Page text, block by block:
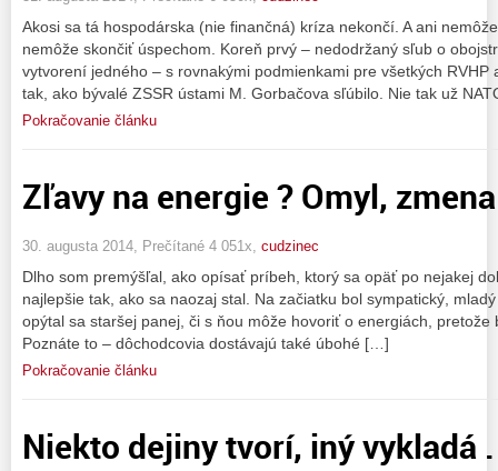
Akosi sa tá hospodárska (nie finančná) kríza nekončí. A ani
nemôže skončiť úspechom. Koreň prvý – nedodržaný sľub o
vytvorení jedného – s rovnakými podmienkami pre všetkých RVHP
tak, ako bývalé ZSSR ústami M. Gorbačova sľúbilo. Nie tak už
Pokračovanie článku
Zľavy na energie ? Omyl,
30. augusta 2014, Prečítané 4 051x, cudzinec
Dlho som premýšľal, ako opísať príbeh, ktorý sa opäť po nejakej
najlepšie tak, ako sa naozaj stal. Na začiatku bol sympatický,
opýtal sa staršej panej, či s ňou môže hovoriť o energiách,
Poznáte to – dôchodcovia dostávajú také úbohé […]
Pokračovanie článku
Niekto dejiny tvorí, iný vykladá